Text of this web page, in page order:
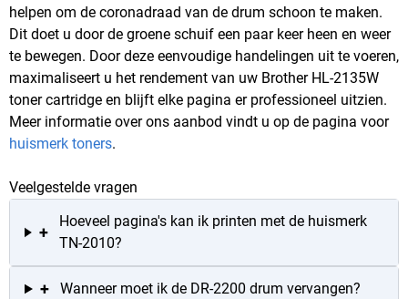
helpen om de coronadraad van de drum schoon te maken.
Dit doet u door de groene schuif een paar keer heen en weer
te bewegen. Door deze eenvoudige handelingen uit te voeren,
maximaliseert u het rendement van uw Brother HL-2135W
toner cartridge en blijft elke pagina er professioneel uitzien.
Meer informatie over ons aanbod vindt u op de pagina voor
huismerk toners.
Veelgestelde vragen
+
Hoeveel pagina's kan ik printen met de huismerk
TN-2010?
+ Wanneer moet ik de DR-2200 drum vervangen?